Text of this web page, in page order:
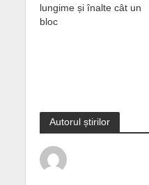
lungime și înalte cât un
bloc
Autorul știrilor